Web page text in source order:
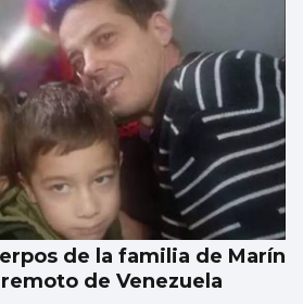
España después de
en Vigo sube un 9,5%
de la familia de Marín
de Venezuela